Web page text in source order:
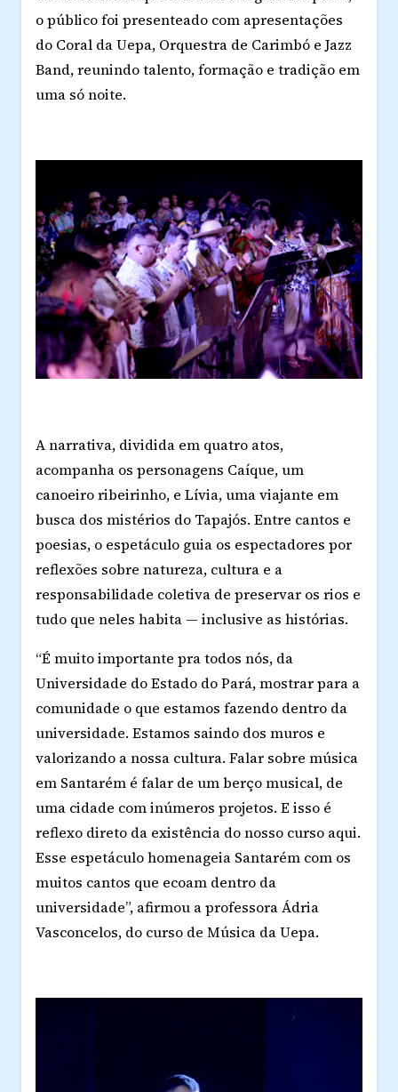
o público foi presenteado com apresentações
do Coral da Uepa, Orquestra de Carimbó e Jazz
Band, reunindo talento, formação e tradição em
uma só noite.
A narrativa, dividida em quatro atos,
acompanha os personagens Caíque, um
canoeiro ribeirinho, e Lívia, uma viajante em
busca dos mistérios do Tapajós. Entre cantos e
poesias, o espetáculo guia os espectadores por
reflexões sobre natureza, cultura e a
responsabilidade coletiva de preservar os rios e
tudo que neles habita — inclusive as histórias.
“É muito importante pra todos nós, da
Universidade do Estado do Pará, mostrar para a
comunidade o que estamos fazendo dentro da
universidade. Estamos saindo dos muros e
valorizando a nossa cultura. Falar sobre música
em Santarém é falar de um berço musical, de
uma cidade com inúmeros projetos. E isso é
reflexo direto da existência do nosso curso aqui.
Esse espetáculo homenageia Santarém com os
muitos cantos que ecoam dentro da
universidade”, afirmou a professora Ádria
Vasconcelos, do curso de Música da Uepa.